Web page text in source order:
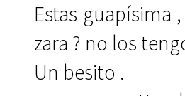
Estas guapísima
zara ? no los
Un besito .